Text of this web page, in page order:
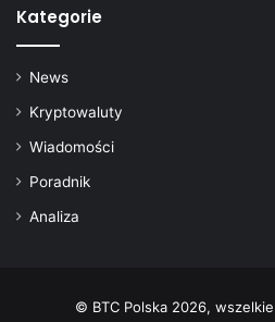
Kategorie
News
Kryptowaluty
Wiadomości
Poradnik
Analiza
© BTC Polska 2026,